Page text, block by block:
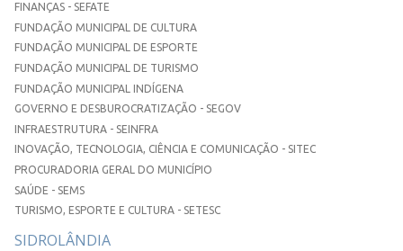
FINANÇAS - SEFATE
FUNDAÇÃO MUNICIPAL DE CULTURA
FUNDAÇÃO MUNICIPAL DE ESPORTE
FUNDAÇÃO MUNICIPAL DE TURISMO
FUNDAÇÃO MUNICIPAL INDÍGENA
GOVERNO E DESBUROCRATIZAÇÃO - SEGOV
INFRAESTRUTURA - SEINFRA
INOVAÇÃO, TECNOLOGIA, CIÊNCIA E COMUNICAÇÃO - SITEC
PROCURADORIA GERAL DO MUNICÍPIO
SAÚDE - SEMS
TURISMO, ESPORTE E CULTURA - SETESC
SIDROLÂNDIA